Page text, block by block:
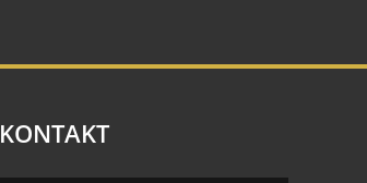
KONTAKT